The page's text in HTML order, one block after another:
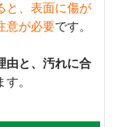
と、表面に傷が
意が必要です。
由と、汚れに合
。